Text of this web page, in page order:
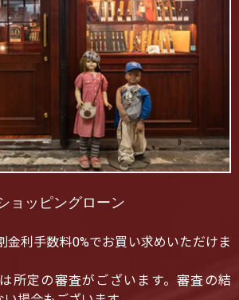
ョッピングローン
金利手数料0%でお買い求めいただけま
所定の審査がございます。審査の結